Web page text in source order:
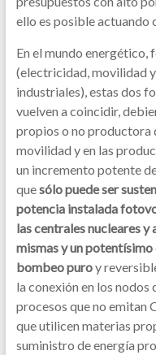
ello es posible actuando
En el mundo
(electricidad, movilidad
industriales), estas dos
vuelven a coincidir,
propios o no productora
movilidad y en las
un incremento potente
quesólo puede ser
potencia instalada
las centrales nucleares
mismas y un
bombeo puroy
la conexión en los
procesos que no emitan
que utilicen materias
suministro de energía